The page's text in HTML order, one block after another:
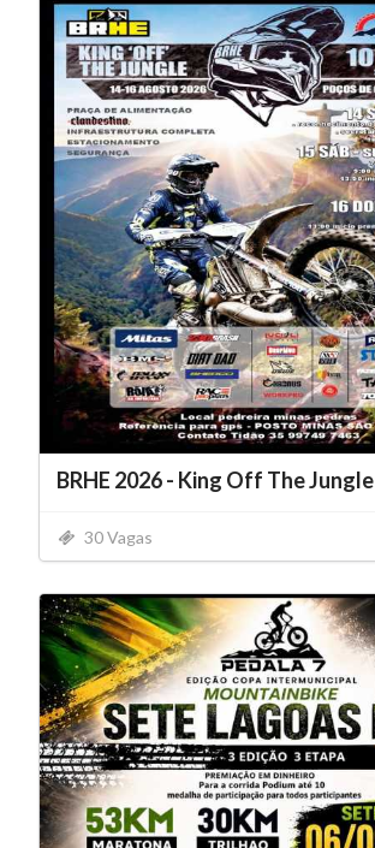
BRHE 2026 - King Off The Jungle
30 Vagas